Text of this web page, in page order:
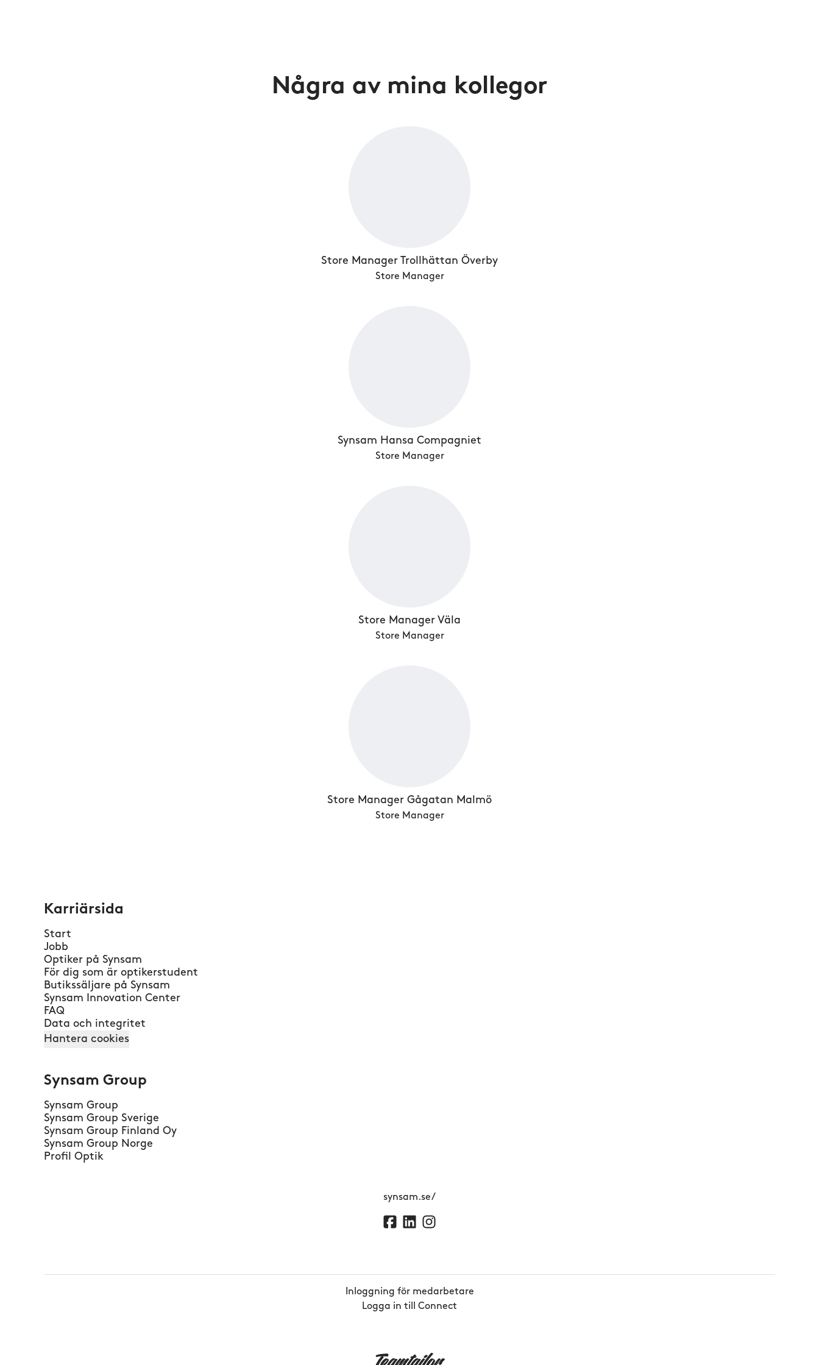
Några av mina kollegor
Store Manager Trollhättan Överby
Store Manager
Synsam Hansa Compagniet
Store Manager
Store Manager Väla
Store Manager
Store Manager Gågatan Malmö
Store Manager
Karriärsida
Start
Jobb
Optiker på Synsam
För dig som är optikerstudent
Butikssäljare på Synsam
Synsam Innovation Center
FAQ
Data och integritet
Hantera cookies
Synsam Group
Synsam Group
Synsam Group Sverige
Synsam Group Finland Oy
Synsam Group Norge
Profil Optik
synsam.se/
Inloggning för medarbetare
Logga in till Connect